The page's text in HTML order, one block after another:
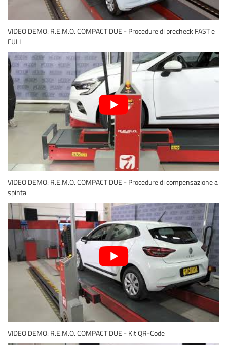
VIDEO DEMO: R.E.M.O. COMPACT DUE - Procedure di precheck FAST e
FULL
VIDEO DEMO: R.E.M.O. COMPACT DUE - Procedure di compensazione a
spinta
VIDEO DEMO: R.E.M.O. COMPACT DUE - Kit QR-Code